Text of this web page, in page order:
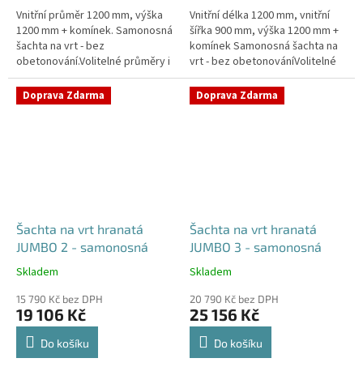
hvězdiček.
Vnitřní průměr 1200 mm, výška
1200 mm + komínek. Samonosná
šachta na vrt - bez
obetonování.Volitelné průměry i
pozice prostupů na pažení vrtu,
hadice i elektřinu -
požadované...
hvězdiček.
Vnitřní délka 1200 mm, vnitřní
šířka 900 mm, výška 1200 mm +
komínek Samonosná šachta na
vrt - bez obetonováníVolitelné
průměry i pozice prostupů na
pažení vrtu, hadice i...
Doprava Zdarma
Šachta na vrt hranatá
JUMBO 2 - samonosná
Průměrné
produktu
je
5,0
Skladem
15 790 Kč bez DPH
19 106 Kč
Do košíku
Doprava Zdarma
Šachta na vrt hranatá
JUMBO 3 - samonosná
Průměrné
produktu
je
5,0
Skladem
20 790 Kč bez DPH
25 156 Kč
Do košíku